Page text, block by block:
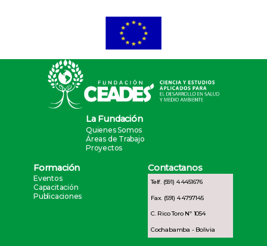
La Fundación
Quienes Somos
Áreas de Trabajo
Proyectos
Formación
Eventos
Capacitación
Publicaciones
Contactanos
Telf. (591) 4 4451676
Fax. (591) 4 4797145
C. Rico Toro Nº 1054
Cochabamba - Bolivia